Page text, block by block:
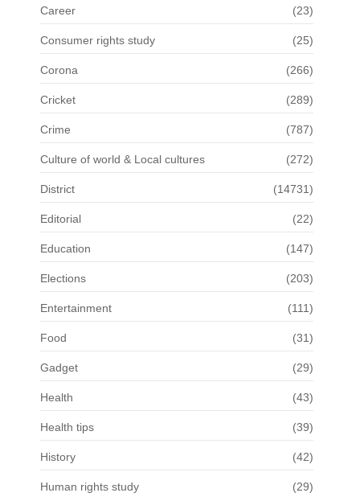
Career (23)
Consumer rights study (25)
Corona (266)
Cricket (289)
Crime (787)
Culture of world & Local cultures (272)
District (14731)
Editorial (22)
Education (147)
Elections (203)
Entertainment (111)
Food (31)
Gadget (29)
Health (43)
Health tips (39)
History (42)
Human rights study (29)